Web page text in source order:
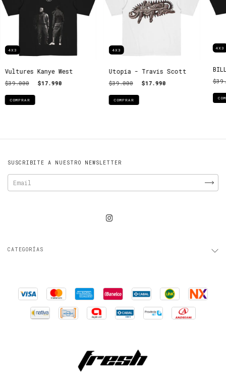
4X3
Vultures Kanye West
$39.000 $17.990
COMPRAR
4X3
Utopia - Travis Scott
$39.000 $17.990
COMPRAR
4X3
SUSCRIBITE A NUESTRO NEWSLETTER
CATEGORÍAS